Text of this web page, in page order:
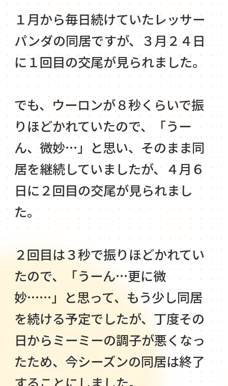
１月から毎日続けていたレッサー
パンダの同居ですが、３月２４日
に１回目の交尾が見られました。
でも、ウーロンが８秒くらいで振
りほどかれていたので、「うー
ん、微妙…」と思い、そのまま同
居を継続していましたが、４月６
日に２回目の交尾が見られまし
た。
２回目は３秒で振りほどかれてい
たので、「うーん…更に微
妙……」と思って、もう少し同居
を続ける予定でしたが、丁度その
日からミーミーの調子が悪くなっ
たため、今シーズンの同居は終了
することにしました。